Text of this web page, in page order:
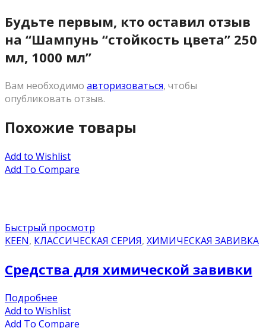
Будьте первым, кто оставил отзыв
на “Шампунь “стойкость цвета” 250
мл, 1000 мл”
Вам необходимо авторизоваться, чтобы
опубликовать отзыв.
Похожие товары
Add to Wishlist
Add To Compare
Быстрый просмотр
KEEN, КЛАССИЧЕСКАЯ СЕРИЯ, ХИМИЧЕСКАЯ ЗАВИВКА
Средства для химической завивки
Подробнее
Add to Wishlist
Add To Compare